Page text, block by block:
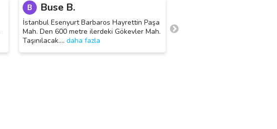
B Buse B.
İstanbul Esenyurt Barbaros Hayrettin Paşa
Mah. Den 600 metre ilerdeki Gökevler Mah.
Taşınılacak.… daha fazla